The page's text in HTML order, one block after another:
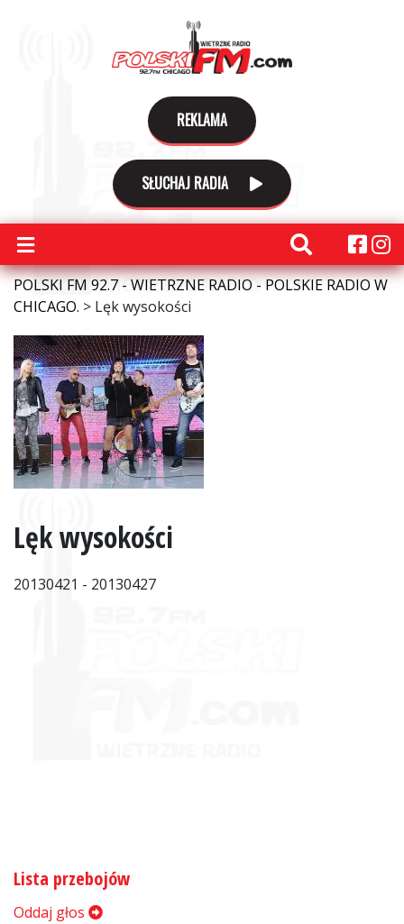
REKLAMA
SŁUCHAJ RADIA
POLSKI FM 92.7 - WIETRZNE RADIO - POLSKIE RADIO W
CHICAGO. > Lęk wysokości
Lęk wysokości
20130421 - 20130427
Lista przebojów
Oddaj głos